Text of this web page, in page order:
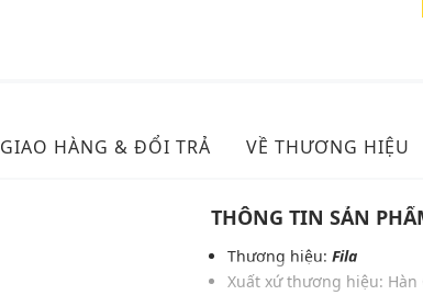
GIAO HÀNG & ĐỔI TRẢ VỀ THƯƠNG HIỆU
THÔNG TIN SẢN
Thương hiệu: Fila
Xuất xứ thương hiệu: Hàn